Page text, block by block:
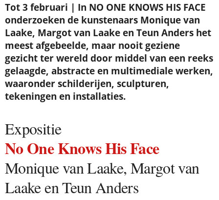
Tot 3 februari | In NO ONE KNOWS HIS FACE
onderzoeken de kunstenaars Monique van
Laake, Margot van Laake en Teun Anders het
meest afgebeelde, maar nooit geziene
gezicht ter wereld door middel van een reeks
gelaagde, abstracte en multimediale werken,
waaronder schilderijen, sculpturen,
tekeningen en installaties.
Expositie
No One Knows His Face
Monique van Laake, Margot van
Laake en Teun Anders